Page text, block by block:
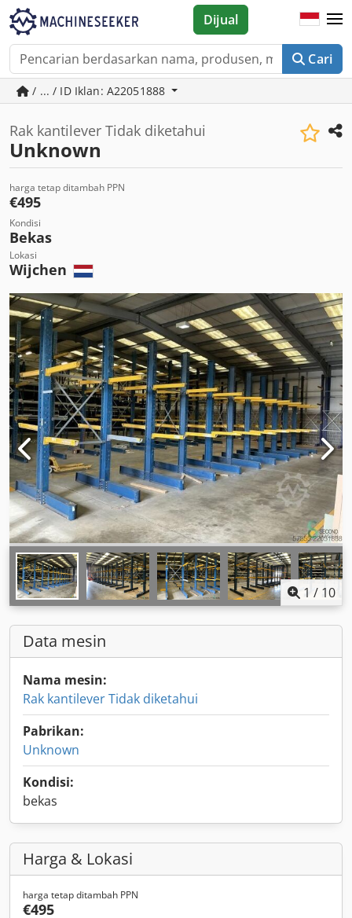
Cari
Dijual
/ ... / ID Iklan: A22051888
Rak kantilever Tidak diketahui
Unknown
harga tetap ditambah PPN
€495
Kondisi
Bekas
Lokasi
Wijchen
1 / 10
Data mesin
Nama mesin:
Rak kantilever Tidak diketahui
Pabrikan:
Unknown
Kondisi:
bekas
Harga & Lokasi
harga tetap ditambah PPN
€495